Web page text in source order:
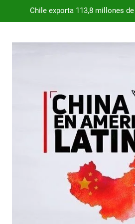
Dependencia de Brasil: por qué la
Desde 2008, el déficit comercial
Dependencia de Brasil: por qué la
Desde 2008, el déficit comercial